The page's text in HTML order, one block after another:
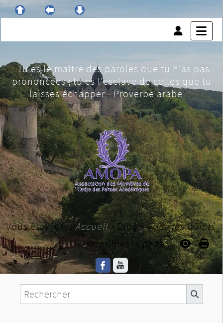
Tu es le maître des paroles que tu n'as pas
prononcées ; tu es l'esclave de celles que tu
laisses échapper - Proverbe arabe
Vous êtes ici : Accueil»Blog»Tous les billets
Imprimer la page...